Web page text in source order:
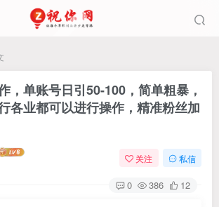
，单账号日引50-100，简单粗暴，
各业都可以进行操作，精准粉丝加
关注 私信
0 386 12